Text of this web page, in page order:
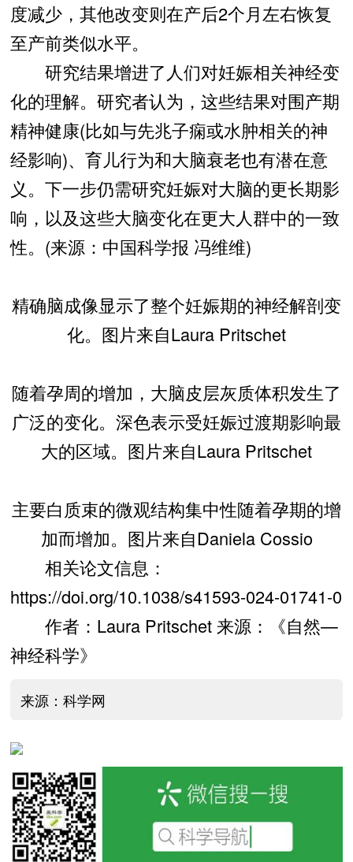
度减少，其他改变则在产后2个月左右恢复
至产前类似水平。
研究结果增进了人们对妊娠相关神经变
化的理解。研究者认为，这些结果对围产期
精神健康(比如与先兆子痫或水肿相关的神
经影响)、育儿行为和大脑衰老也有潜在意
义。下一步仍需研究妊娠对大脑的更长期影
响，以及这些大脑变化在更大人群中的一致
性。(来源：中国科学报 冯维维)
精确脑成像显示了整个妊娠期的神经解剖变
化。图片来自Laura Pritschet
随着孕周的增加，大脑皮层灰质体积发生了
广泛的变化。深色表示受妊娠过渡期影响最
大的区域。图片来自Laura Pritschet
主要白质束的微观结构集中性随着孕期的增
加而增加。图片来自Daniela Cossio
相关论文信息：
https://doi.org/10.1038/s41593-024-01741-0
作者：Laura Pritschet 来源：《自然—
神经科学》
来源：科学网